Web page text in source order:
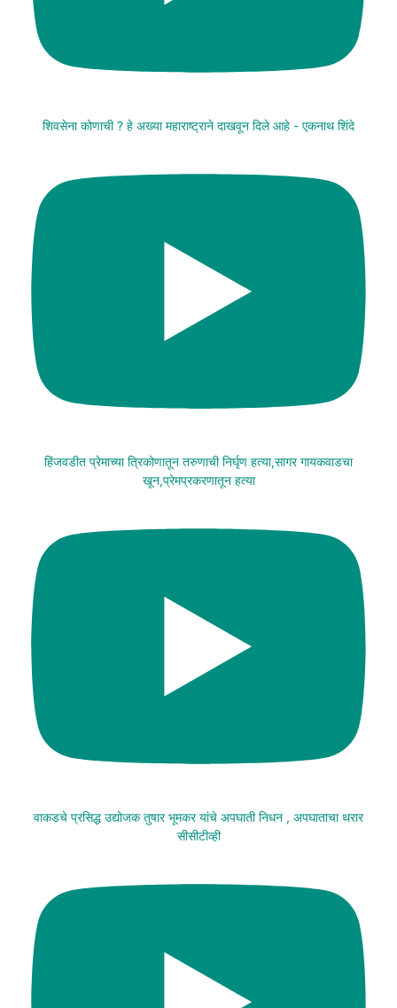
शिवसेना कोणाची ? हे अख्या महाराष्ट्राने दाखवून दिले आहे - एकनाथ शिंदे
हिंजवडीत प्रेमाच्या त्रिकोणातून तरुणाची निर्घृण हत्या,सागर गायकवाडचा
खून,प्रेमप्रकरणातून हत्या
वाकडचे प्रसिद्ध उद्योजक तुषार भूमकर यांचे अपघाती निधन , अपघाताचा थरार
सीसीटीव्ही